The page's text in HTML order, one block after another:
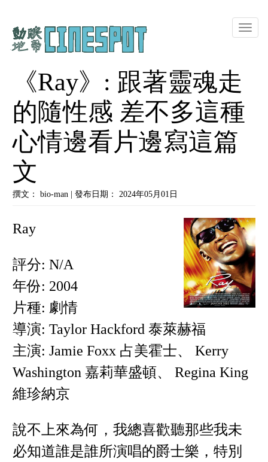
Toggle
《Ray》: 跟著靈魂走
的隨性感 差不多這種
心情邊看片邊寫這篇
文
撰文： bio-man | 發布日期： 2024年05月01日
Ray
評分: N/A
年份: 2004
片種: 劇情
導演: Taylor Hackford 泰萊赫福
主演: Jamie Foxx 占美霍士、 Kerry
Washington 嘉莉華盛頓、 Regina King
維珍納京
說不上來為何，我總喜歡聽那些我未
必知道誰是誰所演唱的爵士樂，特別